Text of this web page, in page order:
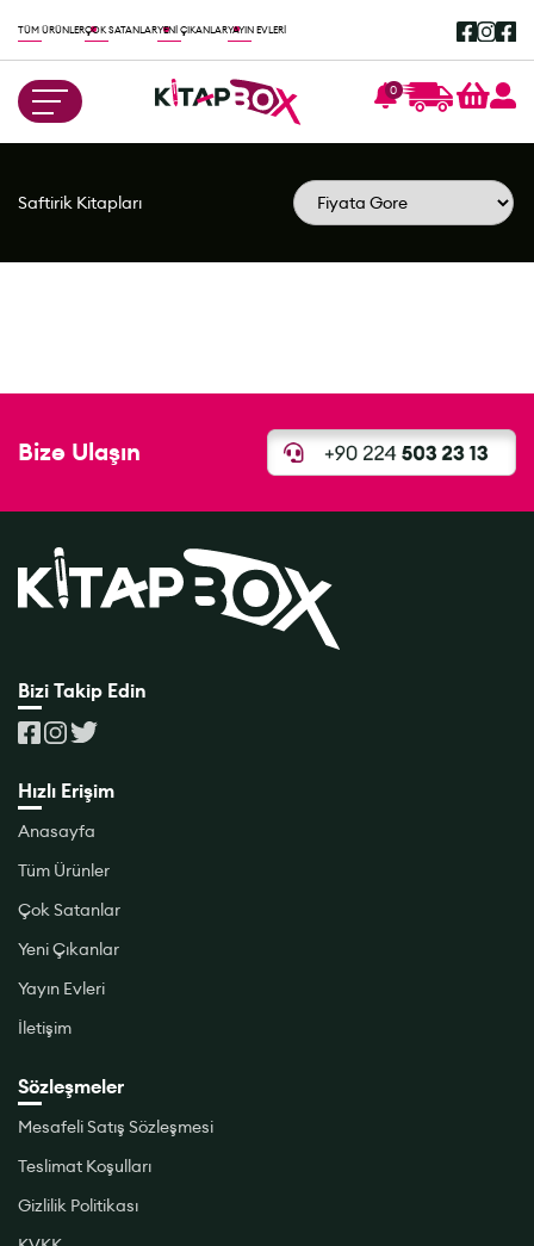
TÜM ÜRÜNLERÇOK SATANLARYENİ ÇIKANLARYAYIN EVLERİ
0
Saftirik Kitapları
Bize Ulaşın
Bizi Takip Edin
Hızlı Erişim
Anasayfa
Tüm Ürünler
Çok Satanlar
Yeni Çıkanlar
Yayın Evleri
İletişim
Sözleşmeler
Mesafeli Satış Sözleşmesi
Teslimat Koşulları
Gizlilik Politikası